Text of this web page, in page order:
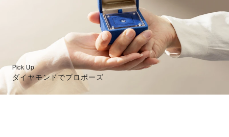
Pick Up
ダイヤモンドでプロポーズ